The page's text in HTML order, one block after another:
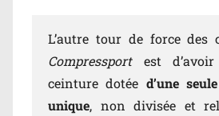
L’autre tour de force des
Compressport est
ceinture dotée d’une
unique, non divisée et